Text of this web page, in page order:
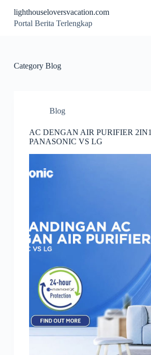
S
k
lighthouseloversvacation.com
Portal Berita Terlengkap
CategoryBlog
Blog
AC DENGAN AIR PURIFIER 2IN1
PANASONIC VS LG